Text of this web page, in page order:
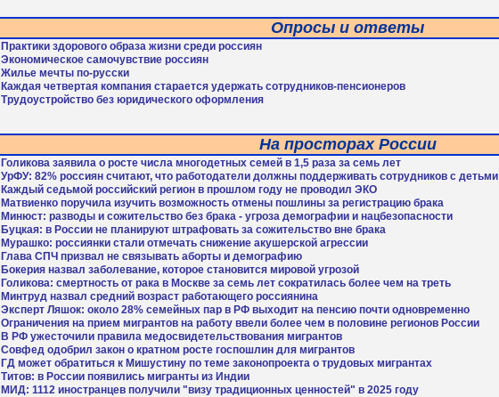
Опросы и ответы
Практики здорового образа жизни среди россиян
Экономическое самочувствие россиян
Жилье мечты по-русски
Каждая четвертая компания старается удержать сотрудников-пенсионеров
Трудоустройство без юридического оформления
На просторах России
Голикова заявила о росте числа многодетных семей в 1,5 раза за семь лет
УрФУ: 82% россиян считают, что работодатели должны поддерживать сотрудников с детьми
Каждый седьмой российский регион в прошлом году не проводил ЭКО
Матвиенко поручила изучить возможность отмены пошлины за регистрацию брака
Минюст: разводы и сожительство без брака - угроза демографии и нацбезопасности
Буцкая: в России не планируют штрафовать за сожительство вне брака
Мурашко: россиянки стали отмечать снижение акушерской агрессии
Глава СПЧ призвал не связывать аборты и демографию
Бокерия назвал заболевание, которое становится мировой угрозой
Голикова: смертность от рака в Москве за семь лет сократилась более чем на треть
Минтруд назвал средний возраст работающего россиянина
Эксперт Ляшок: около 28% семейных пар в РФ выходит на пенсию почти одновременно
Ограничения на прием мигрантов на работу ввели более чем в половине регионов России
В РФ ужесточили правила медосвидетельствования мигрантов
Совфед одобрил закон о кратном росте госпошлин для мигрантов
ГД может обратиться к Мишустину по теме законопроекта о трудовых мигрантах
Титов: в России появились мигранты из Индии
МИД: 1112 иностранцев получили "визу традиционных ценностей" в 2025 году